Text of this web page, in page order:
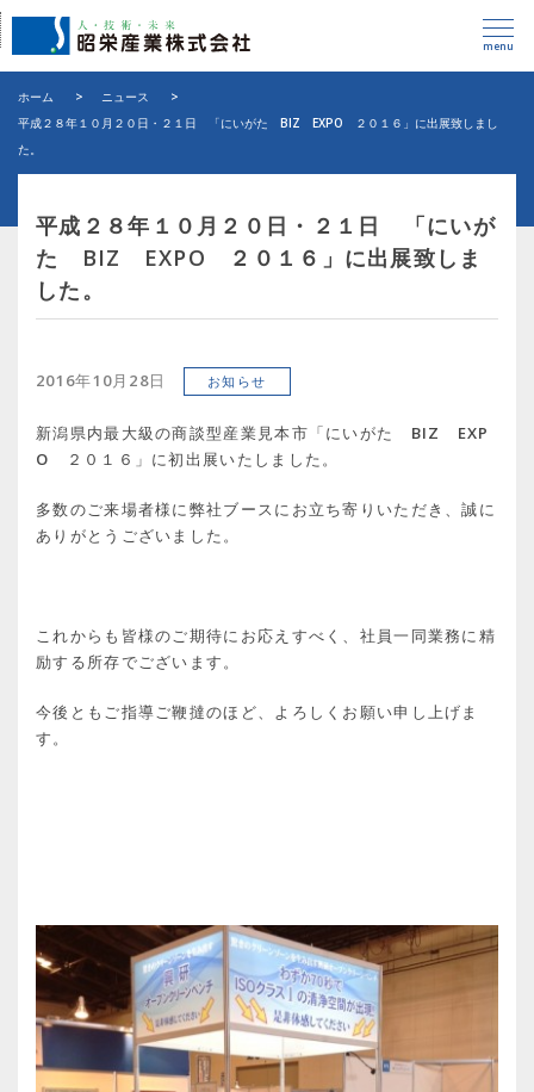
menu
ホーム > ニュース
>
平成２８年１０月２０日・２１日 「にいがた BIZ EXPO ２０１６」に出展致しまし
た。
平成２８年１０月２０日・２１日 「にいが
た BIZ EXPO ２０１６」に出展致しま
した。
2016年10月28日 お知らせ
新潟県内最大級の商談型産業見本市「にいがた BIZ EXP
O ２０１６」に初出展いたしました。
多数のご来場者様に弊社ブースにお立ち寄りいただき、誠に
ありがとうございました。
これからも皆様のご期待にお応えすべく、社員一同業務に精
励する所存でございます。
今後ともご指導ご鞭撻のほど、よろしくお願い申し上げま
す。